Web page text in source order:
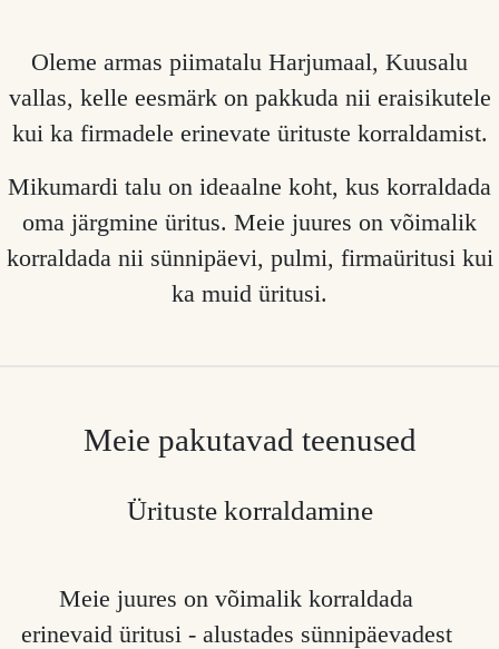
Oleme armas piimatalu Harjumaal, Kuusalu
vallas, kelle eesmärk on pakkuda nii eraisikutele
kui ka firmadele erinevate ürituste korraldamist.
Mikumardi talu on ideaalne koht, kus korraldada
oma järgmine üritus. Meie juures on võimalik
korraldada nii sünnipäevi, pulmi, firmaüritusi kui
ka muid üritusi.
Meie pakutavad teenused
Ürituste korraldamine
Meie juures on võimalik korraldada
erinevaid üritusi - alustades sünnipäevadest